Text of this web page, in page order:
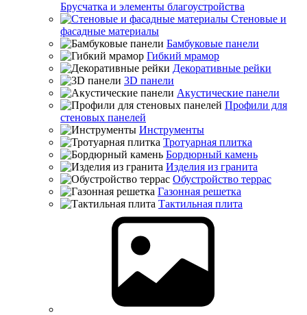
Брусчатка и элементы благоустройства
Стеновые и
фасадные материалы
Бамбуковые панели
Гибкий мрамор
Декоративные рейки
3D панели
Акустические панели
Профили для
стеновых панелей
Инструменты
Тротуарная плитка
Бордюрный камень
Изделия из гранита
Обустройство террас
Газонная решетка
Тактильная плита